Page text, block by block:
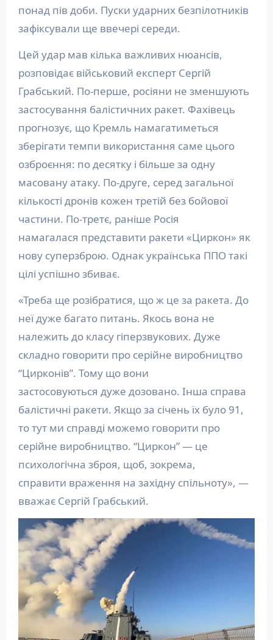
понад пів доби. Пуски ударних безпілотників
зафіксували ще ввечері середи.
Цей удар мав кілька важливих нюансів,
розповідає військовий експерт Сергій
Грабський. По-перше, росіяни не зменшують
застосування балістичних ракет. Фахівець
прогнозує, що Кремль намагатиметься
зберігати темпи використання саме цього
озброєння: по десятку і більше за одну
масовану атаку. По-друге, серед загальної
кількості дронів кожен третій без бойової
частини. По-третє, раніше Росія
намагалася представити ракети «Циркон» як
нову суперзброю. Однак українська ППО такі
цілі успішно збиває.
«Треба ще розібратися, що ж це за ракета. До
неї дуже багато питань. Якось вона не
належить до класу гіперзвукових. Дуже
складно говорити про серійне виробництво
“Цирконів”. Тому що вони
застосовуються дуже дозовано. Інша справа
балістичні ракети. Якщо за січень їх було 91,
то тут ми справді можемо говорити про
серійне виробництво. “Циркон” — це
психологічна зброя, щоб, зокрема,
справити враження на західну спільноту», —
вважає Сергій Грабський.